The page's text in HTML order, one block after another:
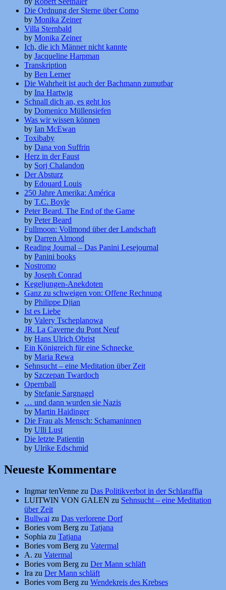
Die Ordnung der Sterne über Como
by Monika Zeiner
Villa Sternbald
by Monika Zeiner
Ich, die ich Männer nicht kannte
by Jacqueline Harpman
Transkription
by Ben Lerner
Die Wahrheit ist auch der Bachmann zumutbar
by Ina Hartwig
Schnall dich an, es geht los
by Domenico Müllensiefen
Was wir wissen können
by Ian McEwan
Toxibaby
by Dana von Suffrin
Herz in der Faust
by Sorj Chalandon
Der Absturz
by Edouard Louis
250 Jahre Amerika: América
by T.C. Boyle
Peter Beard. The End of the Game
by Peter Beard
Fullmoon: Vollmond über der Landschaft
by Darren Almond
Reading Journal – Das Panini Lesejournal
by Panini books
Nostromo
by Joseph Conrad
Kegeljungen-Anekdoten
Ganz zu schweigen von: Offene Rechnung
by Philippe Djian
Ist es Liebe
by Valery Tscheplanowa
JR. La Caverne du Pont Neuf
by Hans Ulrich Obrist
Ein Königreich für eine Schnecke
by Maria Rewa
Sehnsucht – eine Meditation über Zeit
by Szczepan Twardoch
Opernball
by Stefanie Sargnagel
… und dann wurden sie Nazis
by Martin Haidinger
Die Frau als Mensch: Schamaninnen
by Ulli Lust
Die letzte Patientin
by Ulrike Edschmid
Neueste Kommentare
Ingmar tenVenne zu Das Politikverbot in der Schlaraffia
LUITWIN VON GALEN zu Sehnsucht – eine Meditation
über Zeit
Bullwai zu Das verlorene Dorf
Bories vom Berg zu Tatjana
Sophia zu Tatjana
Bories vom Berg zu Vatermal
A. zu Vatermal
Bories vom Berg zu Der Mann schläft
Ira zu Der Mann schläft
Bories vom Berg zu Wendekreis des Krebses